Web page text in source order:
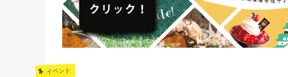
イベント